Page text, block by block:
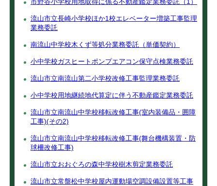
市野谷小学校用地取得に係る不動産鑑定業務委託（1）
流山市立長崎小学校ほか1校エレベーター増築工事監理
業務委託
南流山中学校木くず等処分業務委託（単価契約）
小中学校ガスヒートポンプエアコン保守点検業務委託
流山市立南流山第二小学校改修工事監理業務委託
小中学校用地継続地代算定に伴う不動産鑑定業務委託
流山市立南流山中学校移転改修工事(室内装備品・囲障
工事)(その2)
流山市立南流山中学校移転改修工事(舞台機構装置・防
球柵改修工事)
流山市立おおぐろの森中学校樹木剪定業務委託
流山市立常盤松中学校屋内運動場空調設備設置等工事